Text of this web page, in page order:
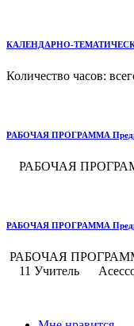
КАЛЕНДАРНО-
Количество часов:
РАБОЧАЯ ПРОГРАММА
РАБОЧАЯ
РАБОЧАЯ ПРОГРАММА
РАБОЧАЯ
11 Учитель